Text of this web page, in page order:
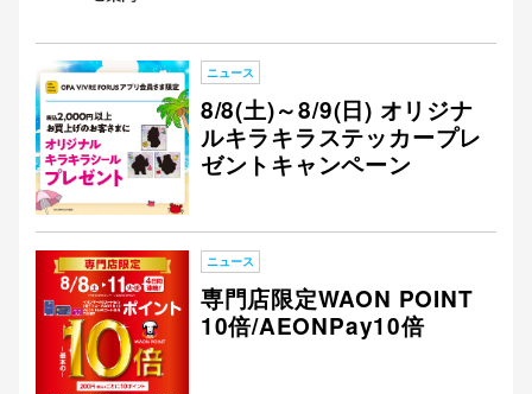
ニュース
8/8(土)～8/9(日) オリジナ
ルキラキラステッカープレ
ゼントキャンペーン
ニュース
専門店限定WAON POINT
10倍/AEONPay10倍